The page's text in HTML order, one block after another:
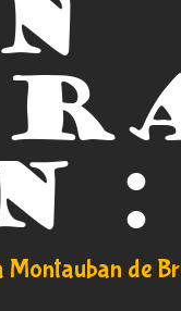
:
Montauban de